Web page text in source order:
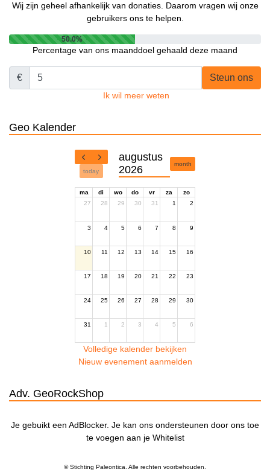
Wij zijn geheel afhankelijk van donaties. Daarom vragen wij onze
gebruikers ons te helpen.
50.0%
Percentage van ons maanddoel gehaald deze maand
€ Steun ons
Ik wil meer weten
Geo Kalender
today
augustus
2026
month
ma di wo do vr za
zo
27
28 29 30 31 1 2
3 4 5 6 7 8 9
10 11 12 13 14 15 16
17 18 19 20 21 22 23
24 25 26 27 28 29 30
31 1 2 3 4 5 6
Volledige kalender bekijken
Nieuw evenement aanmelden
Adv. GeoRockShop
Je gebuikt een AdBlocker. Je kan ons ondersteunen door ons toe
te voegen aan je Whitelist
© Stichting Paleontica. Alle rechten voorbehouden.